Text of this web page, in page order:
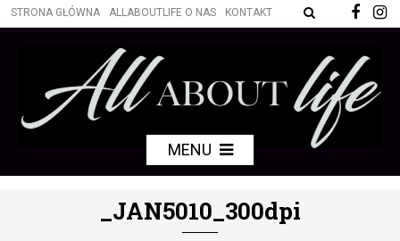
STRONA GŁÓWNA ALLABOUTLIFE O NAS KONTAKT
MENU
_JAN5010_300dpi